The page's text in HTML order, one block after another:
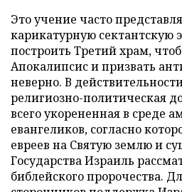
Это учение часто
карикатурную сектантскую
построить Третий храм,
Апокалипсис и призвать
неверно. В
религиозно-политическая
всего укорененная в среде
евангеликов, согласно
евреев на Святую землю и
Государства Израиль
библейского пророчества.